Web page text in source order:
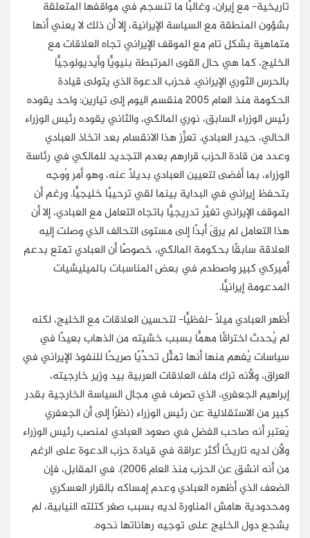
تاريخية- مع إيران، وغالبًا ما تنسجم في مواقفها المتعلقة
بشؤون المنطقة مع السياسة الإيرانية، إلا أن ذلك لا يعني أنها
متماهية بشكل تام مع الموقف الإيراني تجاه العلاقات مع
الخليج، كما هي حال القوى المرتبطة بنيويًّا وأيديولوجيًّا
بالحرس الثوري الإيراني. فحزب الدعوة الذي يتولى قيادة
الحكومة منذ العام 2005 منقسم اليوم إلى تيارين: واحد يقوده
رئيس الوزراء السابق، نوري المالكي، والثاني يقوده رئيس الوزراء
الحالي، حيدر العبادي. تعزَّز هذا الانقسام بعد اتخاذ العبادي
وعدد من قادة الحزب قرارهم بعدم التجديد للمالكي في رئاسة
الوزراء، بما أفضى لتعيين العبادي بديلًا عنه، وهو أمر وُوجِه
بتحفظ إيراني في البداية بينما لقي ترحيبًا خليجيًّا. ورغم أن
الموقف الإيراني تغيَّر تدريجيًّا باتجاه التعامل مع العبادي، إلا أن
هذا التعامل لم يرقَ أبدًا إلى مستوى التحالف الذي وصلت إليه
العلاقة سابقًا بحكومة المالكي، خصوصًا أن العبادي تمتع بدعم
أميركي كبير واصطدم في بعض المناسبات بالميليشيات
المدعومة إيرانيًّا.
أظهر العبادي ميلًا -لفظيًّا- لتحسين العلاقات مع الخليج، لكنه
لم يُحدث اختراقًا مهمًّا بسبب خشيته من الذهاب بعيدًا في
سياسات يُفهم منها أنها تمثِّل تحدِّيًا صريحًا للنفوذ الإيراني في
العراق، ولأنه ترك ملف العلاقات العربية بيد وزير خارجيته،
إبراهيم الجعفري، الذي تصرف في مجال السياسة الخارجية بقدر
كبير من الاستقلالية عن رئيس الوزراء (نظرًا إلى أن الجعفري
يَعتبر أنه صاحب الفضل في صعود العبادي لمنصب رئيس الوزراء
ولأن لديه تاريخًا أكثر عراقة في قيادة حزب الدعوة على الرغم
من أنه انشق عن الحزب منذ العام 2006). في المقابل، فإن
الضعف الذي أظهره العبادي وعدم إمساكه بالقرار العسكري
ومحدودية هامش المناورة لديه بسبب صغر كتلته النيابية، لم
يشجع دول الخليج على توجيه رهاناتها نحوه.